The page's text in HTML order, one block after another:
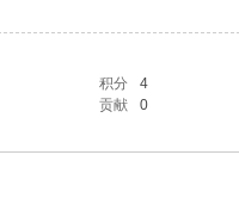
积分
4
贡献 0